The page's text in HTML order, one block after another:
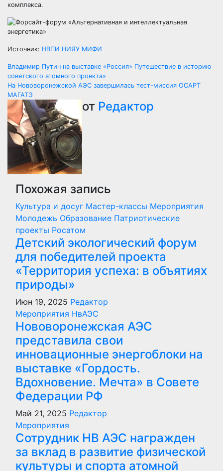
комплекса.
Источник: НВПИ НИЯУ МИФИ
Навигация
по
записям
Владимир Путин на выставке «Россия» Путешествие в историю
советского атомного проекта»
На Нововоронежской АЭС завершилась тест-миссия ОСАРТ
МАГАТЭ
от Редактор
Похожая запись
Культура и досуг Мастер-классы Мероприятия
Молодежь Образование Патриотические
проекты Росатом
Детский экологический форум
для победителей проекта
«Территория успеха: в объятиях
природы»
Июн 19, 2025 Редактор
Мероприятия НвАЭС
Нововоронежская АЭС
представила свои
инновационные энергоблоки на
выставке «Гордость.
Вдохновение. Мечта» в Совете
Федерации РФ
Май 21, 2025 Редактор
Мероприятия
Сотрудник НВ АЭС награжден
за вклад в развитие физической
культуры и спорта атомной